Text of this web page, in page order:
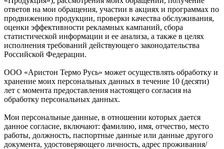
ответов на мои обращения, участии в акциях и программах по
продвижению продукции, проверки качества обслуживания,
оценки эффективности рекламных кампаний, сбора
статистической информации и ее анализа, а также в целях
исполнения требований действующего законодательства
Российской Федерации.
ООО «Аристон Термо Русь» может осуществлять обработку и
хранение моих персональных данных в течение 10 (десяти)
лет с момента предоставления настоящего согласия на
обработку персональных данных.
Мои персональные данные, в отношении которых дается
данное согласие, включают: фамилию, имя, отчество, место
работы, должность, паспортные данные или данные другого
документа, удостоверяющего личность, адрес проживания/